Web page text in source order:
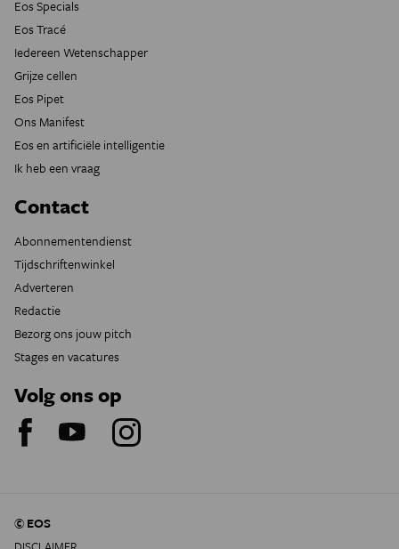
Eos Specials
Eos Tracé
Iedereen Wetenschapper
Grijze cellen
Eos Pipet
Ons Manifest
Eos en artificiële intelligentie
Ik heb een vraag
Contact
Abonnementendienst
Tijdschriftenwinkel
Adverteren
Redactie
Bezorg ons jouw pitch
Stages en vacatures
Volg ons op
© EOS